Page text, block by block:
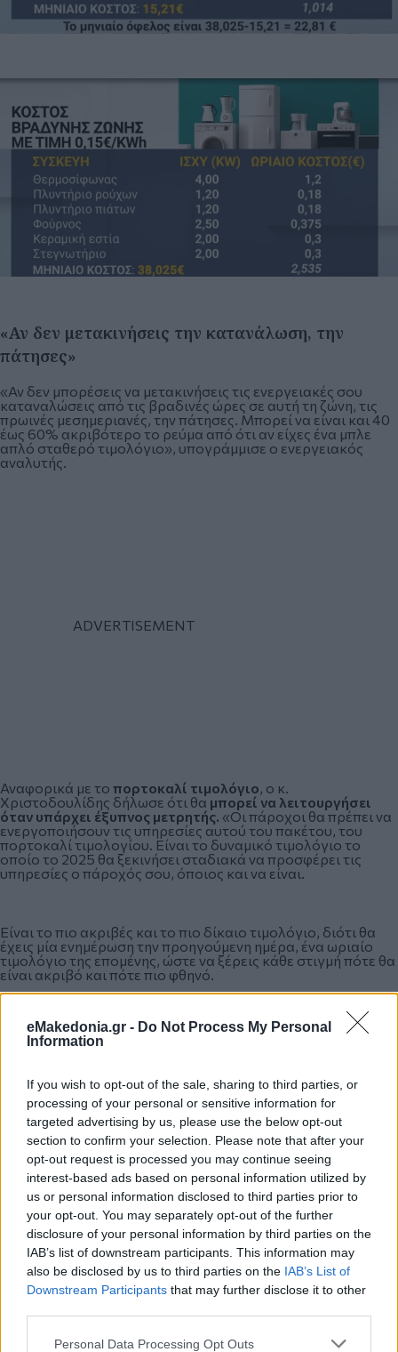
eMakedonia.gr - Do Not Process My Personal
Information
If you wish to opt-out of the sale, sharing to third parties, or
processing of your personal or sensitive information for
targeted advertising by us, please use the below opt-out
section to confirm your selection. Please note that after your
opt-out request is processed you may continue seeing
interest-based ads based on personal information utilized by
us or personal information disclosed to third parties prior to
your opt-out. You may separately opt-out of the further
disclosure of your personal information by third parties on the
IAB’s list of downstream participants. This information may
also be disclosed by us to third parties on the IAB’s List of
Downstream Participants that may further disclose it to other
Please note that this website/app uses one or more Google
Personal Data Processing Opt Outs
«Αν δεν μετακινήσεις την κατανάλωση, την
πάτησες»
«Αν δεν μπορέσεις να μετακινήσεις τις ενεργειακές σου
καταναλώσεις από τις βραδινές ώρες σε αυτή τη ζώνη, τις
πρωινές μεσημεριανές, την πάτησες. Μπορεί να είναι και 40
έως 60% ακριβότερο το ρεύμα από ότι αν είχες ένα μπλε
απλό σταθερό τιμολόγιο», υπογράμμισε ο ενεργειακός
αναλυτής.
Αναφορικά με το πορτοκαλί τιμολόγιο , ο κ.
Χριστοδουλίδης δήλωσε ότι θα μπορεί να λειτουργήσει
όταν υπάρχει έξυπνος μετρητής. «Οι πάροχοι θα πρέπει να
ενεργοποιήσουν τις υπηρεσίες αυτού του πακέτου, του
πορτοκαλί τιμολογίου. Είναι το δυναμικό τιμολόγιο το
οποίο το 2025 θα ξεκινήσει σταδιακά να προσφέρει τις
υπηρεσίες ο πάροχός σου, όποιος και να είναι.
Είναι το πιο ακριβές και το πιο δίκαιο τιμολόγιο, διότι θα
έχεις μία ενημέρωση την προηγούμενη ημέρα, ένα ωριαίο
τιμολόγιο της επομένης, ώστε να ξέρεις κάθε στιγμή πότε θα
είναι ακριβό και πότε πιο φθηνό.
Αυτό βέβαια θα γίνει όταν κάποια στιγμή τοποθετηθούν
έξυπνοι μετρητές γιατί τώρα έχουν τοποθετηθεί γύρω στις
500.000, εκ των οποίων το 50% από αυτούς θα είναι
οικιακοί».
Κάνε κλικ και δες περισσότερο emakedonia.grστην
αναζήτηση τηςGoogle
Πρόσθεσέ το στην Google
ΟΙΚΟΝΟΜΙΑ